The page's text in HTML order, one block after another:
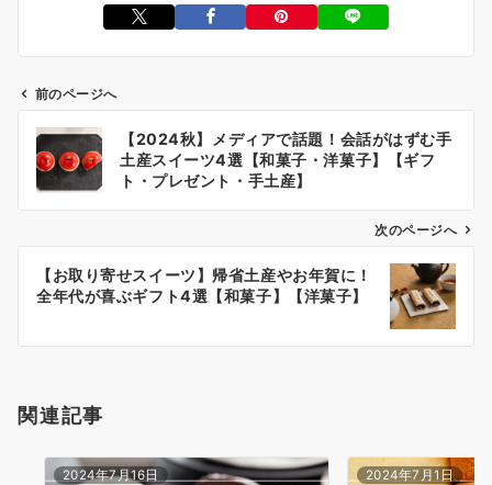
投
稿
ナ
ビ
ゲ
シ
ョ
前のページへ
【2024秋】メディアで話題！会話がはずむ手
土産スイーツ4選【和菓子・洋菓子】【ギフ
ト・プレゼント・手土産】
次のページへ
【お取り寄せスイーツ】帰省土産やお年賀に！
全年代が喜ぶギフト4選【和菓子】【洋菓子】
関連記事
2024年7月16日 2024年7月1日